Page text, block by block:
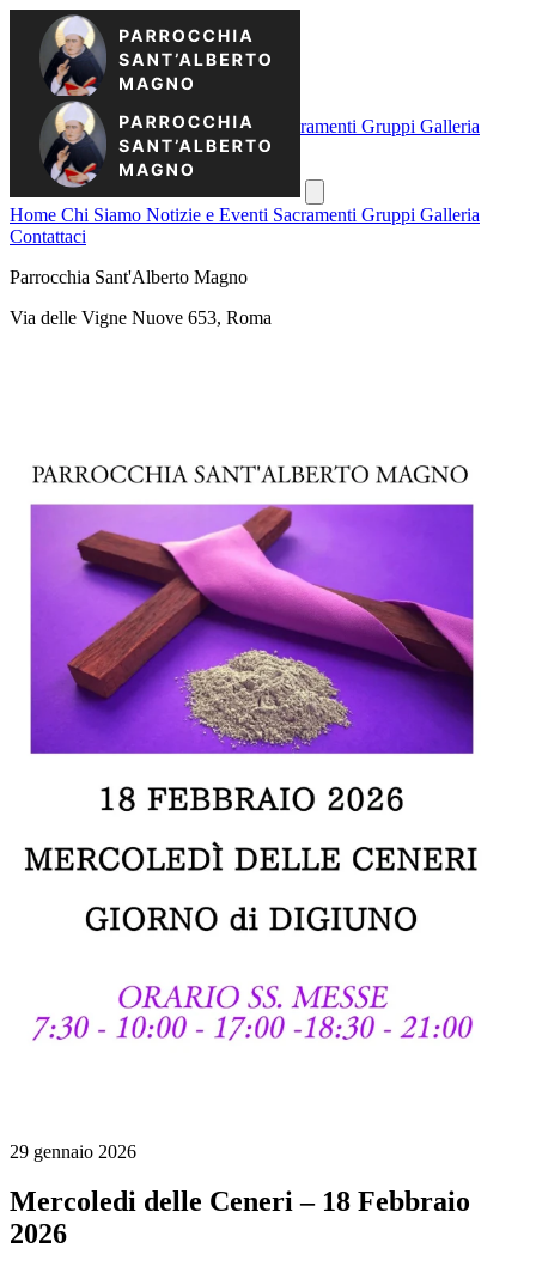
HomeChi SiamoNotizie e Eventi Sacramenti Gruppi Galleria
Contattaci
Home Chi Siamo Notizie e Eventi Sacramenti Gruppi Galleria
Contattaci
Parrocchia Sant'Alberto Magno
Via delle Vigne Nuove 653, Roma
29 gennaio 2026
Mercoledi delle Ceneri – 18 Febbraio
2026